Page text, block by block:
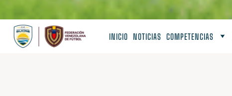
INICIO NOTICIAS COMPETENCIAS